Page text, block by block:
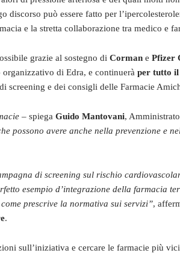
discorso può essere fatto per
e la stretta collaborazione tra medico e
grazie al sostegno di Corman e Pfizer
di Edra, e continuerà per tutto il
screening e dei consigli delle Farmacie
– spiega Guido Mantovani,
possono avere anche nella prevenzione e
di screening sul rischio
esempio d’integrazione della farmacia
prescrive la normativa sui servizi”,
.
sull’iniziativa e cercare le farmacie più